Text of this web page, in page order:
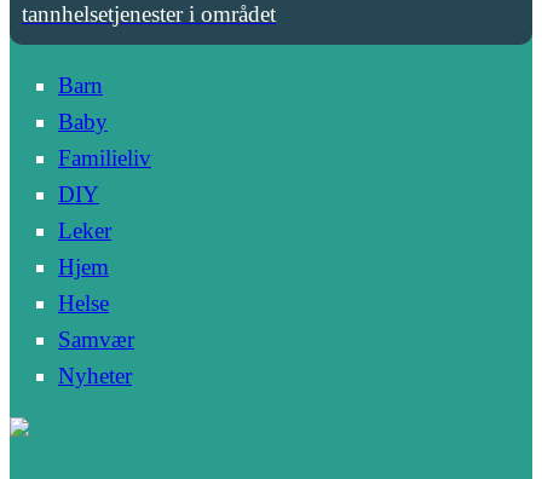
tannhelsetjenester i området
Barn
Baby
Familieliv
DIY
Leker
Hjem
Helse
Samvær
Nyheter